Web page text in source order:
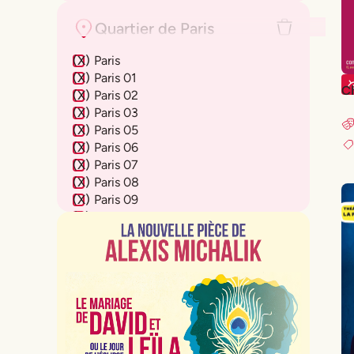
Quartier de Paris
Paris
(X)
Paris 01
(X)
Paris 02
(X)
Paris 03
(X)
Paris 05
(X)
Paris 06
(X)
Paris 07
(X)
Paris 08
(X)
Paris 09
(X)
Paris 11
Paris 12
Paris 14
(
Paris 15
X)
Paris 16
(X)
Paris 17